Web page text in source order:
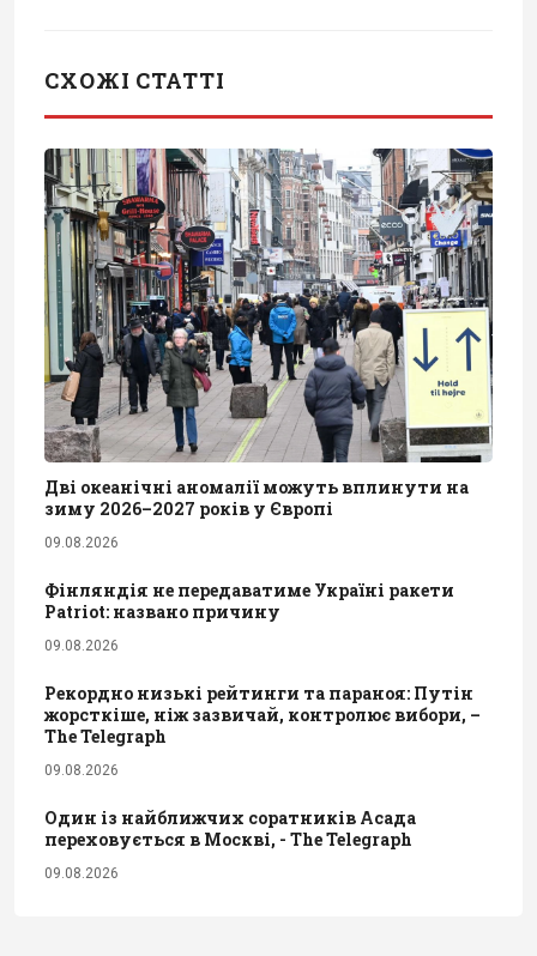
СХОЖІ СТАТТІ
Дві океанічні аномалії можуть вплинути на
зиму 2026–2027 років у Європі
09.08.2026
Фінляндія не передаватиме Україні ракети
Patriot: названо причину
09.08.2026
Рекордно низькі рейтинги та параноя: Путін
жорсткіше, ніж зазвичай, контролює вибори, –
The Telegraph
09.08.2026
Один із найближчих соратників Асада
переховується в Москві, - The Telegraph
09.08.2026